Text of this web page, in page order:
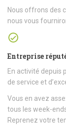
Nous offrons des
nous vous
Entreprise
En activité depuis
de service et
Vous en avez
tous les week-
Reprenez votre